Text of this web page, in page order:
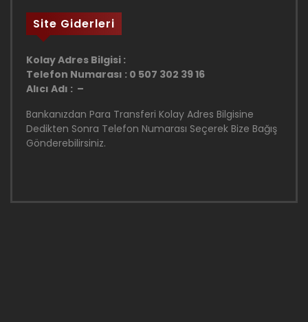
Site Giderleri
Kolay Adres Bilgisi :
Telefon Numarası : 0 507 302 39 16
Alıcı Adı : –
Bankanızdan Para Transferi Kolay Adres Bilgisine
Dedikten Sonra Telefon Numarası Seçerek Bize Bağış
Gönderebilirsiniz.